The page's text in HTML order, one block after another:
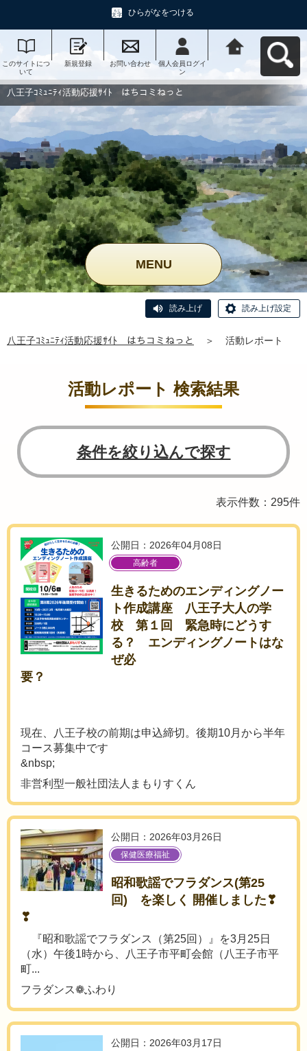
ひらがなをつける
このサイトにつ
いて
新規登録 お問い合わせ
個人会員ログイ
ン
動応援ｻｲﾄ はち
コミねっとへ戻
八王子ｺﾐｭﾆﾃｨ活動応援ｻｲﾄ はちコミねっと
MENU
読み上げ 読み上げ設定
八王子ｺﾐｭﾆﾃｨ活動応援ｻｲﾄ はちコミねっと ＞ 活動レポート
活動レポート 検索結果
条件を絞り込んで探す
表示件数：295件
公開日：2026年04月08日
高齢者
生きるためのエンディングノー
ト作成講座 八王子大人の学
校 第１回 緊急時にどうす
る？ エンディングノートはな
ぜ必
要？
現在、八王子校の前期は申込締切。後期10月から半年
コース募集中です
&nbsp;
非営利型一般社団法人まもりすくん
公開日：2026年03月26日
保健医療福祉
昭和歌謡でフラダンス(第25
回) を楽しく 開催しました❣
❣
『昭和歌謡でフラダンス（第25回）』を3月25日
（水）午後1時から、八王子市平町会館（八王子市平
町...
フラダンス❁ふわり
公開日：2026年03月17日